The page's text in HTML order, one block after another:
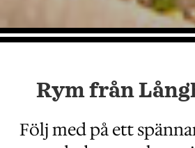
Rym från
Följ med på ett